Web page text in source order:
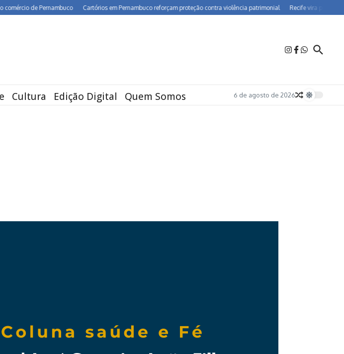
de Pernambuco Cartórios em Pernambuco reforçam proteção contra violência patrimonial Recife vira polo de
Cultura Edição Digital Quem Somos 6 de agosto de 2026